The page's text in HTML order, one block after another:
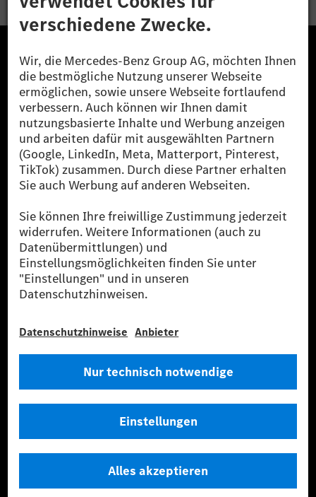
Die Mercedes-Benz Group.
Die Mercedes-Benz Group AG (ehemals Daimler AG)
ist eines der erfolgreichsten Automobilunternehmen
der Welt. Mit der Mercedes-Benz AG gehören wir zu
den größten Anbietern von Premium- und Luxus-Pkw
und Vans. Die Mercedes-Benz Mobility AG bietet
Finanzierung, Leasing, Fahrzeugabos und –miete,
Flottenmanagement, digitale Services rund um Laden
und Bezahlen, die Vermittlung von Versicherungen
sowie innovative Mobilitätsdienstleistungen an.
Mehr erfahren
Technische Support-Hotline Kontakt Standorte
Rechtliche Hinweise
Einstellungen